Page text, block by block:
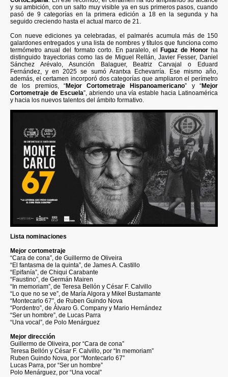
y su ambición, con un salto muy visible ya en sus primeros pasos, cuando
pasó de 9 categorías en la primera edición a 18 en la segunda y ha
seguido creciendo hasta el actual marco de 21.
Con nueve ediciones ya celebradas, el palmarés acumula más de 150
galardones entregados y una lista de nombres y títulos que funciona como
termómetro anual del formato corto. En paralelo, elFugaz de Honorha
distinguido trayectorias como las de Miguel Rellán, Javier Fesser, Daniel
Sánchez Arévalo, Asunción Balaguer, Beatriz Carvajal o Eduard
Fernández, y en 2025 se sumó Arantxa Echevarría. Ese mismo año,
además, el certamen incorporó dos categorías que ampliaron el perímetro
de los premios, “Mejor Cortometraje Hispanoamericano” y “Mejor
Cortometraje de Escuela”, abriendo una vía estable hacia Latinoamérica
y hacia los nuevos talentos del ámbito formativo.
Lista nominaciones
Mejor cortometraje
“Cara de cona”, de Guillermo de Oliveira
“El fantasma de la quinta”, de James A. Castillo
“Epifanía”, de Chiqui Carabante
“Faustino”, de Germán Mairen
“In memoriam”, de Teresa Bellón y César F. Calvillo
“Lo que no se ve”, de María Algora y Mikel Bustamante
“Montecarlo 67”, de Ruben Guindo Nova
“Pordentro”, de Álvaro G. Company y Mario Hernández
“Ser un hombre”, de Lucas Parra
“Una vocal”, de Polo Menárguez
Mejor dirección
Guillermo de Oliveira, por “Cara de cona”
Teresa Bellón y César F. Calvillo, por “In memoriam”
Ruben Guindo Nova, por “Montecarlo 67”
Lucas Parra, por “Ser un hombre”
Polo Menárguez, por “Una vocal”